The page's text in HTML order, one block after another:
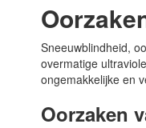
Sneeuwblindheid,
overmatige
ongemakkelijke en
Oorzaken